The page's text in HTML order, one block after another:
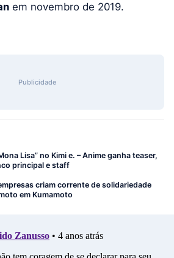
em novembro de 2019.
Publicidade
Lisa” no Kimi e. – Anime ganha teaser,
principal e staff
criam corrente de solidariedade
em Kumamoto